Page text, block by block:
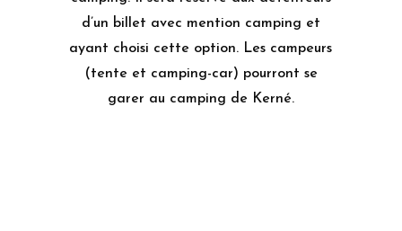
d’un billet avec mention camping et
ayant choisi cette option. Les campeurs
(tente et camping-car) pourront se
garer au camping de Kerné.